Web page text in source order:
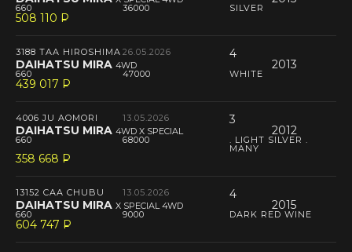
660 36000 SILVER
508 110 P
--
3188 TAA HIROSHIMA 26.05.2026 4
DAIHATSU MIRA 4WD 2013
660 47000 WHITE
439 017 P
--
4006 JU AOMORI 13.05.2026 3
DAIHATSU MIRA 4WD X SPECIAL 2012
660 68000 . LIGHT SILVER .
MANY
358 668 P
--
13152 CAA CHUBU 13.05.2026 4
DAIHATSU MIRA X SPECIAL 4WD 2015
660 9000 DARK RED WINE
604 747 P
--